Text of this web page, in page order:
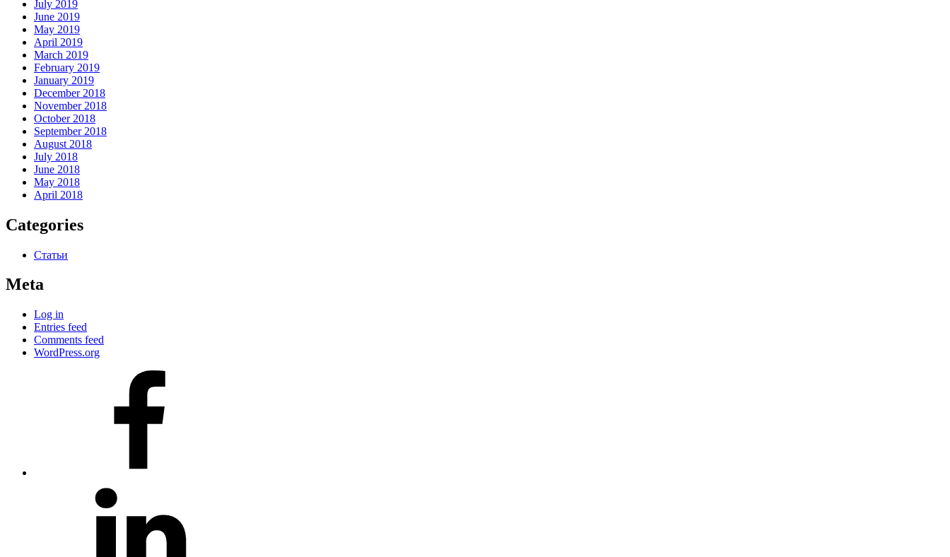
July 2019
June 2019
May 2019
April 2019
March 2019
February 2019
January 2019
December 2018
November 2018
October 2018
September 2018
August 2018
July 2018
June 2018
May 2018
April 2018
Categories
Статьи
Meta
Log in
Entries feed
Comments feed
WordPress.org